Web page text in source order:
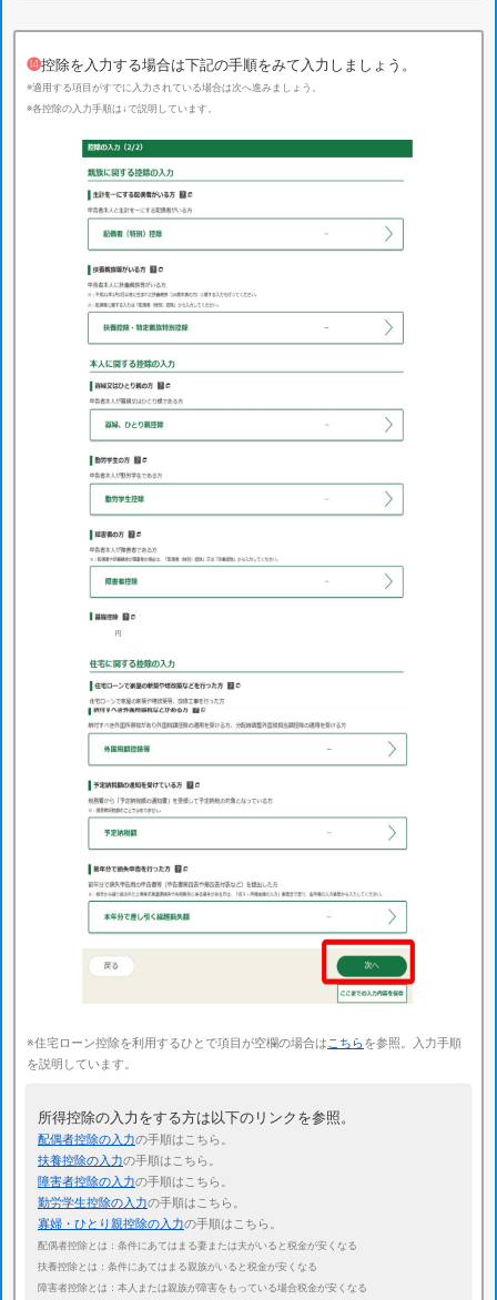
⓮控除を入力する場合は下記の手順をみて入力しましょう。
※適用する項目がすでに入力されている場合は次へ進みましょう。
※各控除の入力手順は↓で説明しています。
※住宅ローン控除を利用するひとで項目が空欄の場合はこちらを参照。入力手順
を説明しています。
所得控除の入力をする方は以下のリンクを参照。
配偶者控除の入力の手順はこちら。
扶養控除の入力の手順はこちら。
障害者控除の入力の手順はこちら。
勤労学生控除の入力の手順はこちら。
寡婦・ひとり親控除の入力の手順はこちら。
配偶者控除とは：条件にあてはまる妻または夫がいると税金が安くなる
扶養控除とは：条件にあてはまる親族がいると税金が安くなる
障害者控除とは：本人または親族が障害をもっている場合税金が安くなる